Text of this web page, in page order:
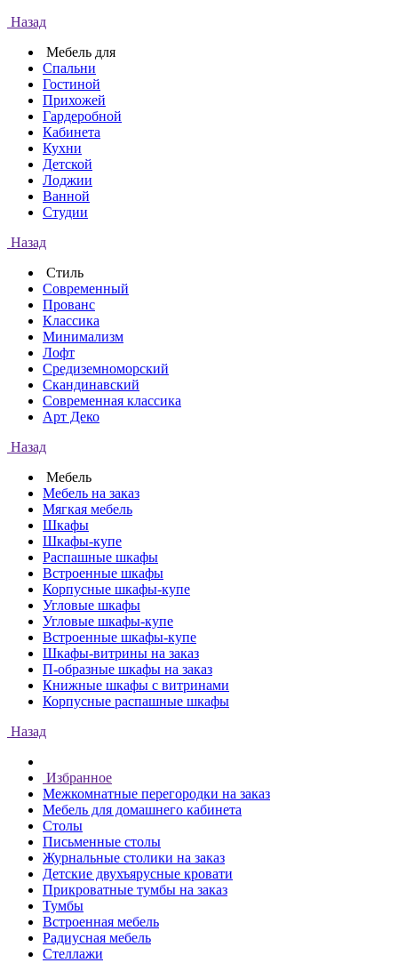
Назад
Мебель для
Спальни
Гостиной
Прихожей
Гардеробной
Кабинета
Кухни
Детской
Лоджии
Ванной
Студии
Назад
Стиль
Современный
Прованс
Классика
Минимализм
Лофт
Средиземноморский
Скандинавский
Современная классика
Арт Деко
Назад
Мебель
Мебель на заказ
Мягкая мебель
Шкафы
Шкафы-купе
Распашные шкафы
Встроенные шкафы
Корпусные шкафы-купе
Угловые шкафы
Угловые шкафы-купе
Встроенные шкафы-купе
Шкафы-витрины на заказ
П-образные шкафы на заказ
Книжные шкафы с витринами
Корпусные распашные шкафы
Назад
Избранное
Межкомнатные перегородки на заказ
Мебель для домашнего кабинета
Столы
Письменные столы
Журнальные столики на заказ
Детские двухъярусные кровати
Прикроватные тумбы на заказ
Тумбы
Встроенная мебель
Радиусная мебель
Стеллажи